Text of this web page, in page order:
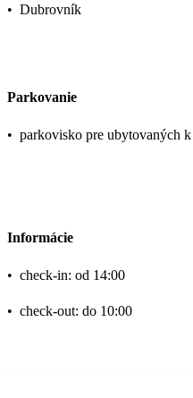
• Dubrovník
Parkovanie
• parkovisko pre ubytovaných
Informácie
• check-in: od 14:00
• check-out: do 10:00